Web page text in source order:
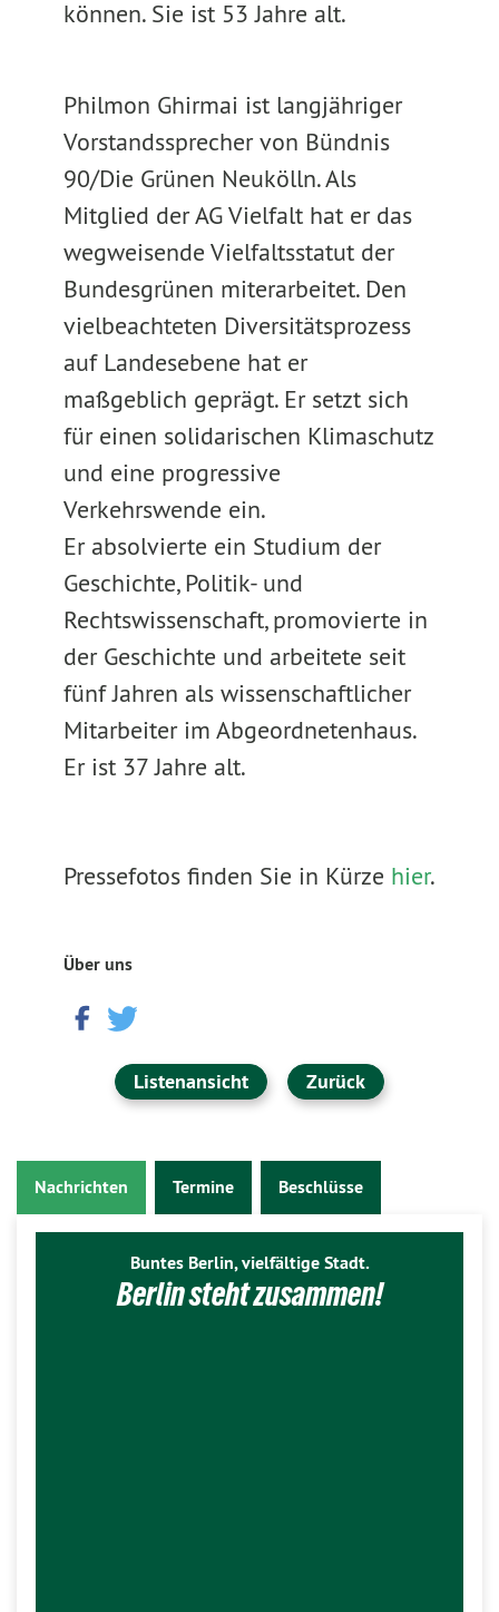
können. Sie ist 53 Jahre alt.
Philmon Ghirmai ist langjähriger
Vorstandssprecher von Bündnis
90/Die Grünen Neukölln. Als
Mitglied der AG Vielfalt hat er das
wegweisende Vielfaltsstatut der
Bundesgrünen miterarbeitet. Den
vielbeachteten Diversitätsprozess
auf Landesebene hat er
maßgeblich geprägt. Er setzt sich
für einen solidarischen Klimaschutz
und eine progressive
Verkehrswende ein.
Er absolvierte ein Studium der
Geschichte, Politik- und
Rechtswissenschaft, promovierte in
der Geschichte und arbeitete seit
fünf Jahren als wissenschaftlicher
Mitarbeiter im Abgeordnetenhaus.
Er ist 37 Jahre alt.
Pressefotos finden Sie in Kürze hier.
Über uns
Listenansicht Zurück
Nachrichten Termine Beschlüsse
Buntes Berlin, vielfältige Stadt.
Berlin steht zusammen!